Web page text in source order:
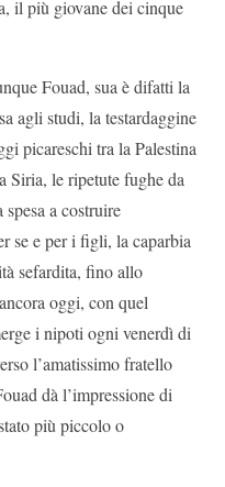
il più giovane dei cinque
Fouad, sua è difatti la
agli studi, la testardaggine
picareschi tra la Palestina
Siria, le ripetute fughe da
a costruire
se e per i figli, la caparbia
sefardita, fino allo
oggi, con quel
i nipoti ogni venerdì di
l’amatissimo fratello
dà l’impressione di
più piccolo o